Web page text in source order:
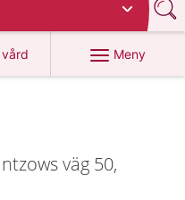
Meny
väg 50,